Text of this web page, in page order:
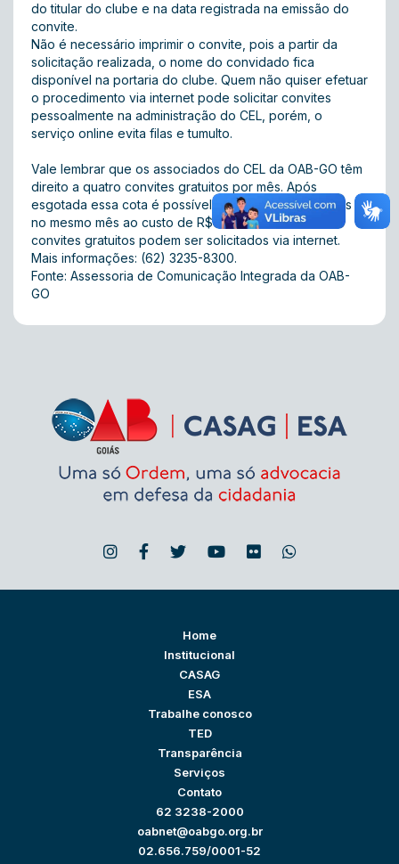
do titular do clube e na data registrada na emissão do
convite.
Não é necessário imprimir o convite, pois a partir da
solicitação realizada, o nome do convidado fica
disponível na portaria do clube. Quem não quiser efetuar
o procedimento via internet pode solicitar convites
pessoalmente na administração do CEL, porém, o
serviço online evita filas e tumulto.
Vale lembrar que os associados do CEL da OAB-GO têm
direito a quatro convites gratuitos por mês. Após
esgotada essa cota é possível comprar até 8 convites
no mesmo mês ao custo de R$ 29 cada. Somente os
convites gratuitos podem ser solicitados via internet.
Mais informações: (62) 3235-8300.
Fonte: Assessoria de Comunicação Integrada da OAB-
GO
Home
Institucional
CASAG
ESA
Trabalhe conosco
TED
Transparência
Serviços
Contato
62 3238-2000
oabnet@oabgo.org.br
02.656.759/0001-52